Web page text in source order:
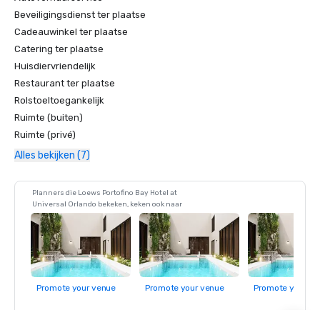
Beveiligingsdienst ter plaatse
Cadeauwinkel ter plaatse
Catering ter plaatse
Huisdiervriendelijk
Restaurant ter plaatse
Rolstoeltoegankelijk
Ruimte (buiten)
Ruimte (privé)
Alles bekijken (7)
Planners die Loews Portofino Bay Hotel at
Universal Orlando bekeken, keken ook naar
Promote your venue Promote your venue Promote your